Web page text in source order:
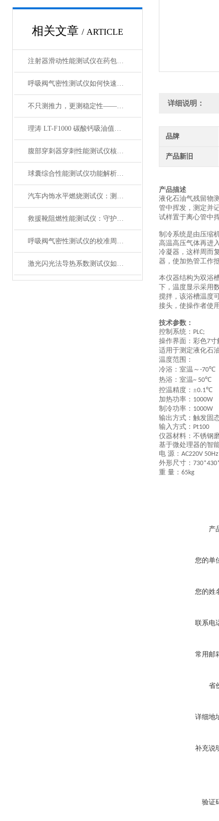
相关文章 / ARTICLE
注射器滑动性能测试仪在药包材检测中的应用
呼吸阀气密性测试仪如何快速判断呼吸阀是否失效？
不只测推力，更测稳定性——注射器滑动性能测试仪全面解析
理涛 LT-F1000 碳酸钙吸油值测试仪 介绍说明
腹部穿刺器穿刺性能测试仪核心测试指标：穿刺力、峰值力、穿透力解析
球囊综合性能测试仪功能解析：额定爆破压（RBP）、顺应性、疲劳强度
汽车内饰水平燃烧测试仪：测试步骤、试样制备与结果判读
救援靴阻燃性能测试仪：守护救援人员足部安全的检测装备
呼吸阀气密性测试仪的校准周期与重要性
激光闪光法导热系数测试仪如何征服极端温度下的材料测试？
详细说明：
品牌
产品新旧
产品描述
液化石油气残留物
管中挥发，测定并
试样置于离心管中
制冷系统是由压缩
高温高压气体再进
冷凝器，这样周而
器，使加热管工作
本仪器结构为双浴
下，温度显示采用
搅拌，该浴槽温度
接头，使操作者使
技术参数：
控制系统： PLC;
操作界面：彩色7寸
适用于测定液化石
温度范围：
冷浴：室温～ -70℃
热浴：室温~ 50℃
控温精度：±0.1℃
加热功率： 1000W
制冷功率： 1000W
输出方式：触发固
输入方式： Pt100
仪器材料：不锈钢
基于微处理器的智
电 源： AC220V 50Hz
外形尺寸：
重 量： 65kg
产
您的单
您的姓
联系电
常用邮
省
详细地
补充说
验证